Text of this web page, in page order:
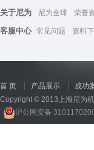
关于尼为
尼为全球 荣誉
客服中心 常见问题 资料
首 页 产品展示 成功
Copyright © 2013上海尼为
沪公网安备